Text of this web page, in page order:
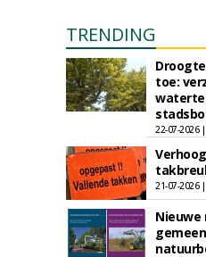
TRENDING
toe:
22-07-2026
21-07-2026
Nieuwe